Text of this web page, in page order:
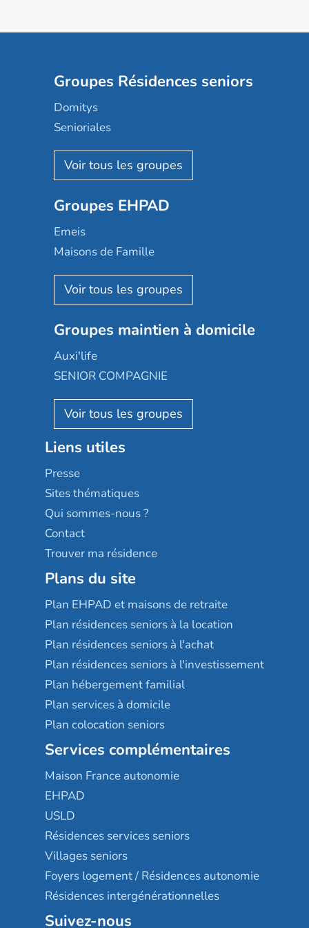
Groupes Résidences seniors
Domitys
Senioriales
Nohée
Les Résidentiels
Mobicap
Domusvi
Happy Senior
Aquarelia
Nexity edenea
Les jardins d'Arcadie
Occitalia
Appartseniors
Reseda
Stella management
Les villages d'or
Sérénys
Résidences services Villa Médicis
Groupes EHPAD
Emeis
Maisons de Famille
Korian
Emera
Groupe SOS
Le Noble Âge
Almage
Résidalya
Groupe aplus
Groupes maintien à domicile
Auxi'life
SENIOR COMPAGNIE
AGE D'OR Services
Liens utiles
Presse
Sites thématiques
Qui sommes-nous ?
Contact
Trouver ma résidence
Plans du site
Plan EHPAD et maisons de retraite
Plan résidences seniors à la location
Plan résidences seniors à l'achat
Plan résidences seniors à l'investissement
Plan hébergement familial
Plan services à domicile
Plan colocation seniors
Services complémentaires
Maison France autonomie
EHPAD
USLD
Résidences services seniors
Villages seniors
Foyers logement / Résidences autonomie
Résidences intergénérationnelles
Suivez-nous